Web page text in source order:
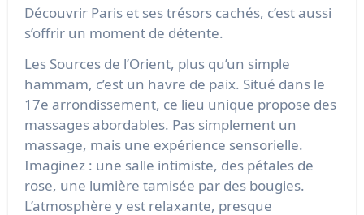
Découvrir Paris et ses trésors cachés, c’est aussi
s’offrir un moment de détente.
Les Sources de l’Orient, plus qu’un simple
hammam, c’est un havre de paix. Situé dans le
17e arrondissement, ce lieu unique propose des
massages abordables. Pas simplement un
massage, mais une expérience sensorielle.
Imaginez : une salle intimiste, des pétales de
rose, une lumière tamisée par des bougies.
L’atmosphère y est relaxante, presque